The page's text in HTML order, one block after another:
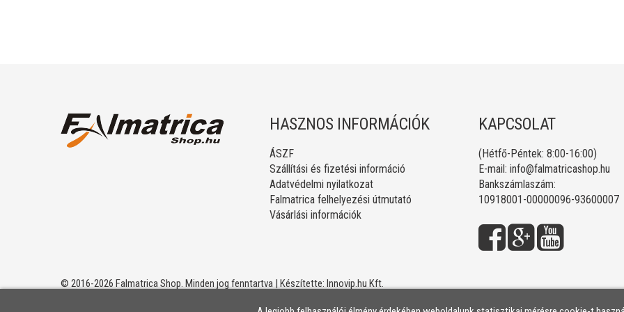
HASZNOS INFORMÁCIÓK
ÁSZF
Szállítási és fizetési információ
Adatvédelmi nyilatkozat
Falmatrica felhelyezési útmutató
Vásárlási információk
KAPCSOLAT
(Hétfő-Péntek: 8:00-16:00)
E-mail: info@falmatricashop.hu
Bankszámlaszám:
10918001-00000096-93600007
© 2016-2026 Falmatrica Shop. Minden jog fenntartva | Készítette: Innovip.hu Kft.